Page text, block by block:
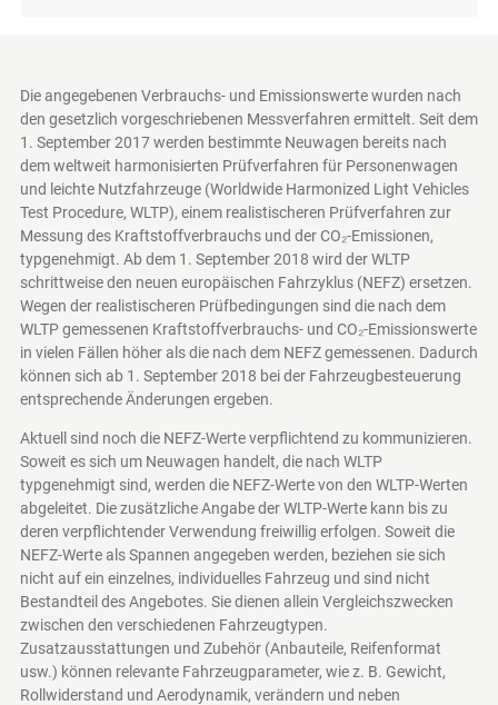
Die angegebenen Verbrauchs- und Emissionswerte wurden nach
den gesetzlich vorgeschriebenen Messverfahren ermittelt. Seit dem
1. September 2017 werden bestimmte Neuwagen bereits nach
dem weltweit harmonisierten Prüfverfahren für Personenwagen
und leichte Nutzfahrzeuge (Worldwide Harmonized Light Vehicles
Test Procedure, WLTP), einem realistischeren Prüfverfahren zur
Messung des Kraftstoffverbrauchs und der CO₂-Emissionen,
typgenehmigt. Ab dem 1. September 2018 wird der WLTP
schrittweise den neuen europäischen Fahrzyklus (NEFZ) ersetzen.
Wegen der realistischeren Prüfbedingungen sind die nach dem
WLTP gemessenen Kraftstoffverbrauchs- und CO₂-Emissionswerte
in vielen Fällen höher als die nach dem NEFZ gemessenen. Dadurch
können sich ab 1. September 2018 bei der Fahrzeugbesteuerung
entsprechende Änderungen ergeben.
Aktuell sind noch die NEFZ-Werte verpflichtend zu kommunizieren.
Soweit es sich um Neuwagen handelt, die nach WLTP
typgenehmigt sind, werden die NEFZ-Werte von den WLTP-Werten
abgeleitet. Die zusätzliche Angabe der WLTP-Werte kann bis zu
deren verpflichtender Verwendung freiwillig erfolgen. Soweit die
NEFZ-Werte als Spannen angegeben werden, beziehen sie sich
nicht auf ein einzelnes, individuelles Fahrzeug und sind nicht
Bestandteil des Angebotes. Sie dienen allein Vergleichszwecken
zwischen den verschiedenen Fahrzeugtypen.
Zusatzausstattungen und Zubehör (Anbauteile, Reifenformat
usw.) können relevante Fahrzeugparameter, wie z. B. Gewicht,
Rollwiderstand und Aerodynamik, verändern und neben